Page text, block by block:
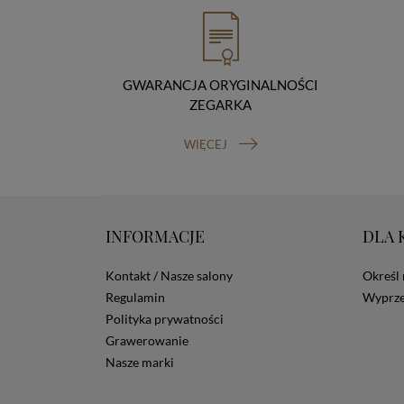
GWARANCJA ORYGINALNOŚCI
ZEGARKA
WIĘCEJ
INFORMACJE
Kontakt / Nasze salony
Regulamin
Polityka prywatności
Grawerowanie
Nasze marki
DLA
Określ